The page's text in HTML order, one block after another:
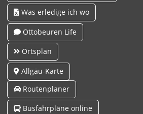
Was erledige ich wo
Ottobeuren Life
Ortsplan
Allgäu-Karte
Routenplaner
Busfahrpläne online